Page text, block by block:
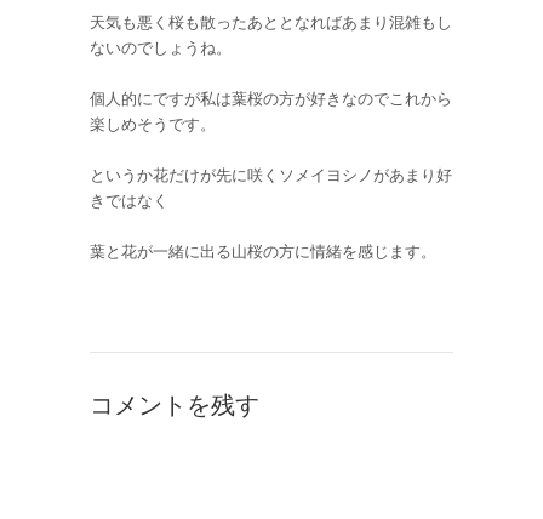
天気も悪く桜も散ったあととなればあまり混雑もし
ないのでしょうね。
個人的にですが私は葉桜の方が好きなのでこれから
楽しめそうです。
というか花だけが先に咲くソメイヨシノがあまり好
きではなく
葉と花が一緒に出る山桜の方に情緒を感じます。
コメントを残す